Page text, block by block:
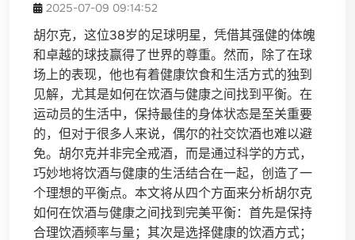
2025-07-09 09:14:52
胡尔克，这位38岁的足球明星，凭借其强健的体魄
和卓越的球技赢得了世界的尊重。然而，除了在球
场上的表现，他也有着健康饮食和生活方式的独到
见解，尤其是如何在饮酒与健康之间找到平衡。在
运动员的生活中，保持最佳的身体状态是至关重要
的，但对于很多人来说，偶尔的社交饮酒也难以避
免。胡尔克并非完全戒酒，而是通过科学的方式，
巧妙地将饮酒与健康的生活结合在一起，创造了一
个理想的平衡点。本文将从四个方面来分析胡尔克
如何在饮酒与健康之间找到完美平衡：首先是保持
合理饮酒频率与量；其次是选择健康的饮酒方式；